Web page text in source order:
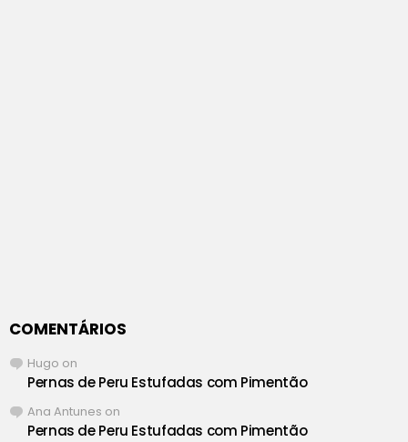
COMENTÁRIOS
Hugo on
Pernas de Peru Estufadas com Pimentão
Ana Antunes on
Pernas de Peru Estufadas com Pimentão